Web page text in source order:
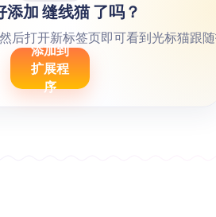
添加 缝线猫 了吗？
后打开新标签页即可看到光标猫跟
添加到
扩展程
序